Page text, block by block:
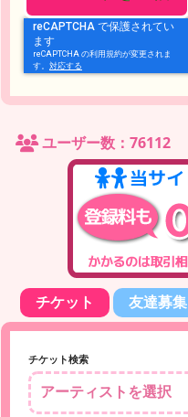
ユーザー数：76112
チケット 友達募集
チケット検索